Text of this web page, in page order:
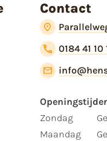
Contact
0184 41 10
Zondag
Maandag